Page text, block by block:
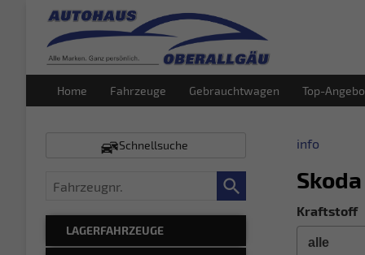
Home Fahrzeuge Gebrauchtwagen Top-
info
Kraftstoff
Schnellsuche
Fahrzeugnr.
LAGERFAHRZEUGE